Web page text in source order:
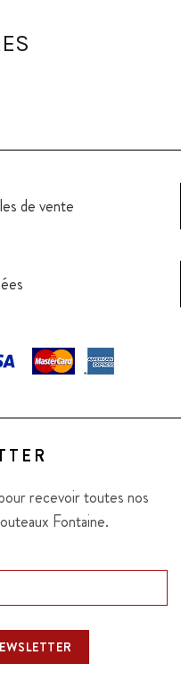
de vente
recevoir toutes nos
Fontaine.